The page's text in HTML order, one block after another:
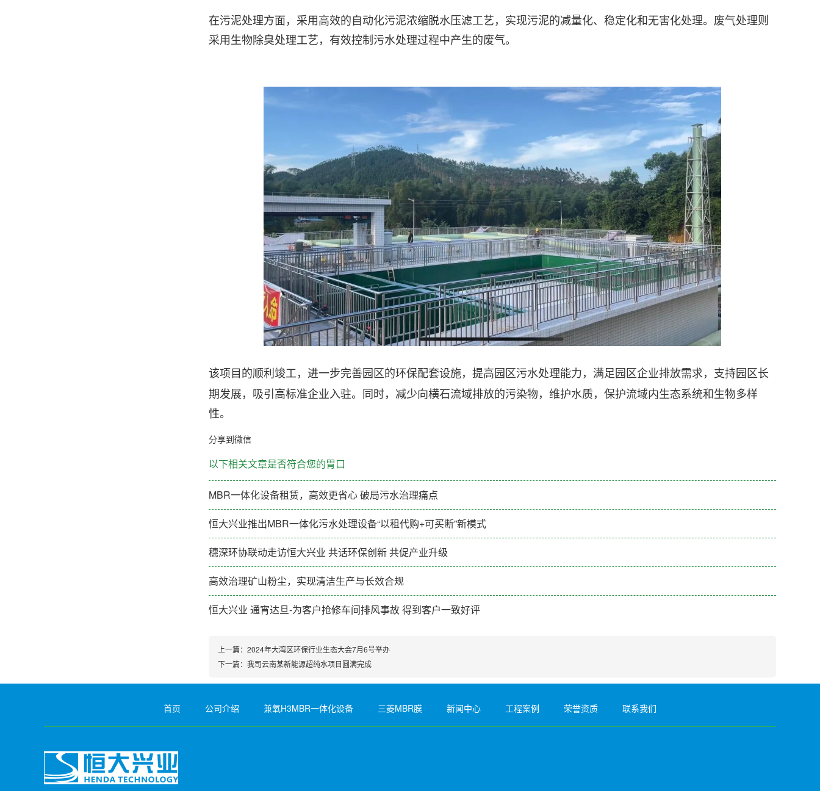
在污泥处理方面，采用高效的自动化污泥浓缩脱水压滤工艺，实现污泥的减量化、稳定化和无害化处理。废气处理则
采用生物除臭处理工艺，有效控制污水处理过程中产生的废气。
该项目的顺利竣工，进一步完善园区的环保配套设施，提高园区污水处理能力，满足园区企业排放需求，支持园区长
期发展，吸引高标准企业入驻。同时，减少向横石流域排放的污染物，维护水质，保护流域内生态系统和生物多样
性。
分享到微信
以下相关文章是否符合您的胃口
MBR一体化设备租赁，高效更省心 破局污水治理痛点
恒大兴业推出MBR一体化污水处理设备“以租代购+可买断”新模式
穗深环协联动走访恒大兴业 共话环保创新 共促产业升级
高效治理矿山粉尘，实现清洁生产与长效合规
恒大兴业 通宵达旦-为客户抢修车间排风事故 得到客户一致好评
上一篇： 2024年大湾区环保行业生态大会7月6号举办
下一篇： 我司云南某新能源超纯水项目圆满完成
首页 公司介绍 兼氧H3MBR一体化设备 三菱MBR膜 新闻中心 工程案例 荣誉资质 联系我们